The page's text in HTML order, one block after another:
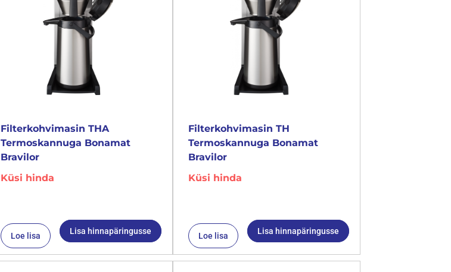
Filterkohvimasin THA
Termoskannuga Bonamat
Bravilor
Küsi hinda
Loe lisa Lisa hinnapäringusse
Filterkohvimasin TH
Termoskannuga Bonamat
Bravilor
Küsi hinda
Loe lisa Lisa hinnapäringusse